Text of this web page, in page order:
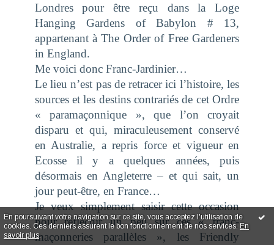
En poursuivant votre navigation sur ce site, vous acceptez l'utilisation de
cookies. Ces derniers assurent le bon fonctionnement de nos services. En
savoir plus.
Londres pour être reçu dans la Loge
Hanging Gardens of Babylon # 13,
appartenant àThe Order of Free Gardeners
in England.
Me voici donc Franc-Jardinier…
Le lieu n’est pas de retracer ici l’histoire, les
sources et les destins contrariés de cet Ordre
« paramaçonnique », que l’on croyait
disparu et qui, miraculeusement conservé
en Australie, a repris force et vigueur en
Ecosse il y a quelques années, puis
désormais en Angleterre – et qui sait, un
jour peut-être, en France…
Je veux simplement saisir cette occasion
pour réfléchir un peu sur ces « franc-
maçonneries parallèles », les Friendly